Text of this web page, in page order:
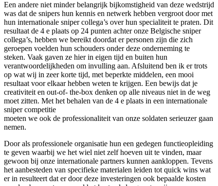
Een andere niet minder belangrijk bijkomstigheid van deze wedstrijd
was dat de snipers hun kennis en netwerk hebben vergroot door met
hun internationale sniper collega’s over hun specialiteit te praten. Dit
resultaat de 4 e plaats op 24 punten achter onze Belgische sniper
collega’s, hebben we bereikt doordat er personen zijn die zich
geroepen voelden hun schouders onder deze onderneming te
steken. Vaak gaven ze hier in eigen tijd en buiten hun
verantwoordelijkheden om invulling aan. Afsluitend ben ik er trots
op wat wij in zeer korte tijd, met beperkte middelen, een mooi
resultaat voor elkaar hebben weten te krijgen. Een bewijs dat je
creativiteit en out-of- the-box denken op alle niveaus niet in de weg
moet zitten. Met het behalen van de 4 e plaats in een internationale
sniper competitie
moeten we ook de professionaliteit van onze soldaten serieuzer gaan
nemen.
Door als professionele organisatie hun een gedegen functieopleiding
te geven waarbij we het wiel niet zelf hoeven uit te vinden, maar
gewoon bij onze internationale partners kunnen aankloppen. Tevens
het aanbesteden van specifieke materialen leiden tot quick wins wat
er in resulteert dat er door deze investeringen ook bepaalde kosten